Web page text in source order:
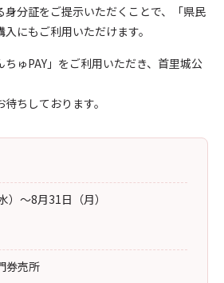
身分証をご提示いただくことで、「県民
にもご利用いただけます。
ゅPAY」をご利用いただき、首里城公
ちしております。
）～8月31日（月）
券売所